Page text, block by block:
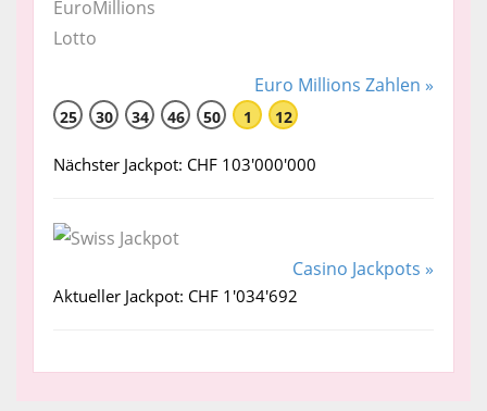
Euro Millions Zahlen »
25 30 34 46 50 1 12
Nächster Jackpot: CHF 103'000'000
Casino Jackpots »
Aktueller Jackpot: CHF 1'034'692